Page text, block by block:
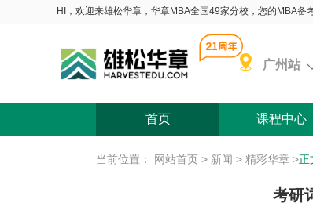
HI，欢迎来雄松华章，华章MBA全国49家分校，您的MBA备
广州站
首页 课程中心
当前位置： 网站首页 > 新闻 > 精彩华章 >正
考研